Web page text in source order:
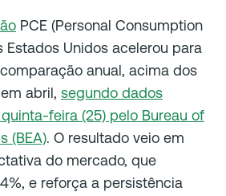
PCE (Personal Consumption
Estados Unidos acelerou para
anual, acima dos
abril, segundo dados
feira (25) pelo Bureau of
(BEA). O resultado veio em
do mercado, que
e reforça a persistência